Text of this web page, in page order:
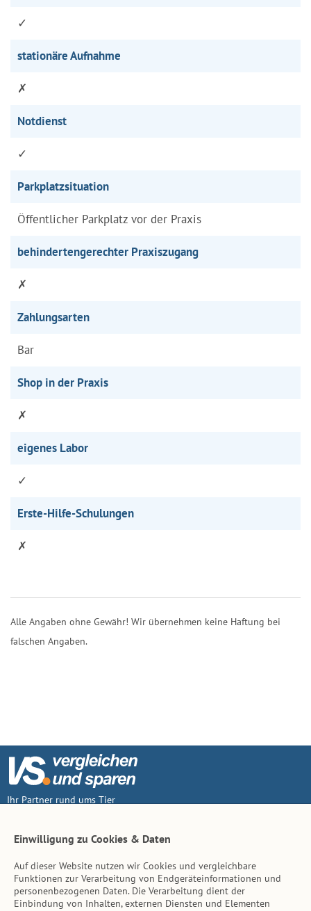
✓
stationäre Aufnahme
✗
Notdienst
✓
Parkplatzsituation
Öffentlicher Parkplatz vor der Praxis
behindertengerechter Praxiszugang
✗
Zahlungsarten
Bar
Shop in der Praxis
✗
eigenes Labor
✓
Erste-Hilfe-Schulungen
✗
Alle Angaben ohne Gewähr! Wir übernehmen keine Haftung bei
falschen Angaben.
Ihr Partner rund ums Tier
Inhalt
Tierarzt-Suche
Einwilligung zu Cookies & Daten
Auf dieser Website nutzen wir Cookies und vergleichbare
Funktionen zur Verarbeitung von Endgeräteinformationen und
personenbezogenen Daten. Die Verarbeitung dient der
Einbindung von Inhalten, externen Diensten und Elementen